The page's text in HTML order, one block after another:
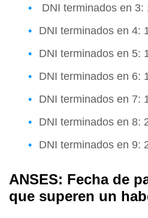
DNI terminados en 3:
DNI terminados en 4:
DNI terminados en 5:
DNI terminados en 6:
DNI terminados en 7:
DNI terminados en 8:
DNI terminados en 9:
ANSES: Fecha de
que superen un